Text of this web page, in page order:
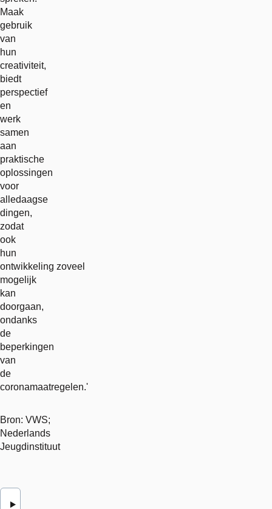
Maak
gebruik
van
hun
creativiteit,
biedt
perspectief
en
werk
samen
aan
praktische
oplossingen
voor
alledaagse
dingen,
zodat
ook
hun
ontwikkeling zoveel
mogelijk
kan
doorgaan,
ondanks
de
beperkingen
van
de
coronamaatregelen.'
Bron: VWS;
Nederlands
Jeugdinstituut